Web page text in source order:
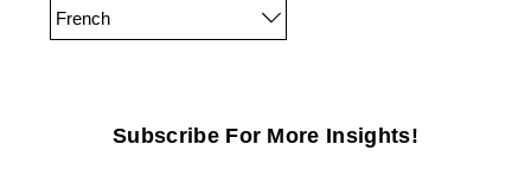
French
Subscribe For More Insights!